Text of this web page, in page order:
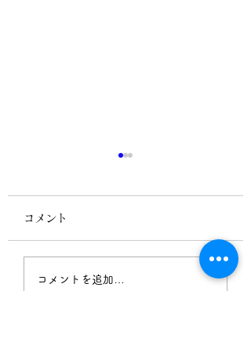
メッセンジャーナース
コメント
コメントを追加…